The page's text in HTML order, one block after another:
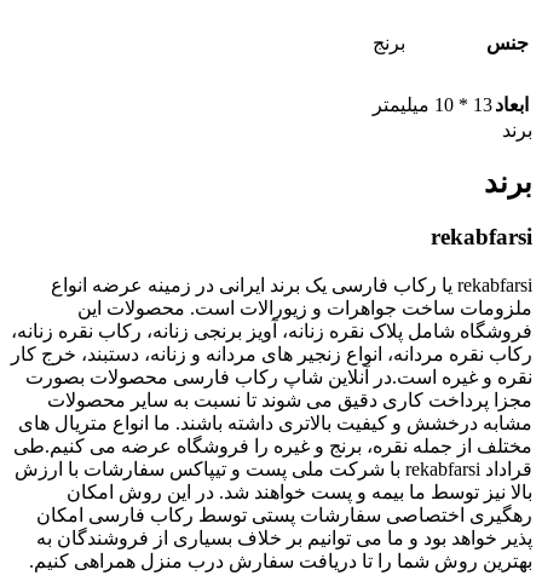
جنس برنج
ابعاد13 * 10 میلیمتر
برند
برند
rekabfarsi
rekabfarsi یا رکاب فارسی یک برند ایرانی در زمینه عرضه انواع
ملزومات ساخت جواهرات و زیورالات است. محصولات این
فروشگاه شامل پلاک نقره زنانه، آویز برنجی زنانه، رکاب نقره زنانه،
رکاب نقره مردانه، انواع زنجیر های مردانه و زنانه، دستبند، خرج کار
نقره و غیره است.در آنلاین شاپ رکاب فارسی محصولات بصورت
مجزا پرداخت کاری دقیق می شوند تا نسبت به سایر محصولات
مشابه درخشش و کیفیت بالاتری داشته باشند. ما انواع متریال های
مختلف از جمله نقره، برنج و غیره را فروشگاه عرضه می کنیم.طی
قراداد rekabfarsi با شرکت ملی پست و تیپاکس سفارشات با ارزش
بالا نیز توسط ما بیمه و پست خواهند شد. در این روش امکان
رهگیری اختصاصی سفارشات پستی توسط رکاب فارسی امکان
پذیر خواهد بود و ما می توانیم بر خلاف بسیاری از فروشندگان به
بهترین روش شما را تا دریافت سفارش درب منزل همراهی کنیم.